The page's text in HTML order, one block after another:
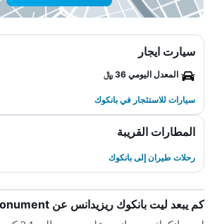
سيارت ايجار
المعدل اليومي 36 ﷼
سيارات للاستئجار في بانكوك
المطارات القريبة
رحلات طيران إلى بانكوك
كم يبعد ليت بانكوك ريزيدانس عن Victory Monument؟